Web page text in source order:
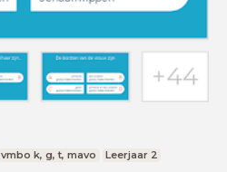
vmbo k, g, t, mavo Leerjaar 2